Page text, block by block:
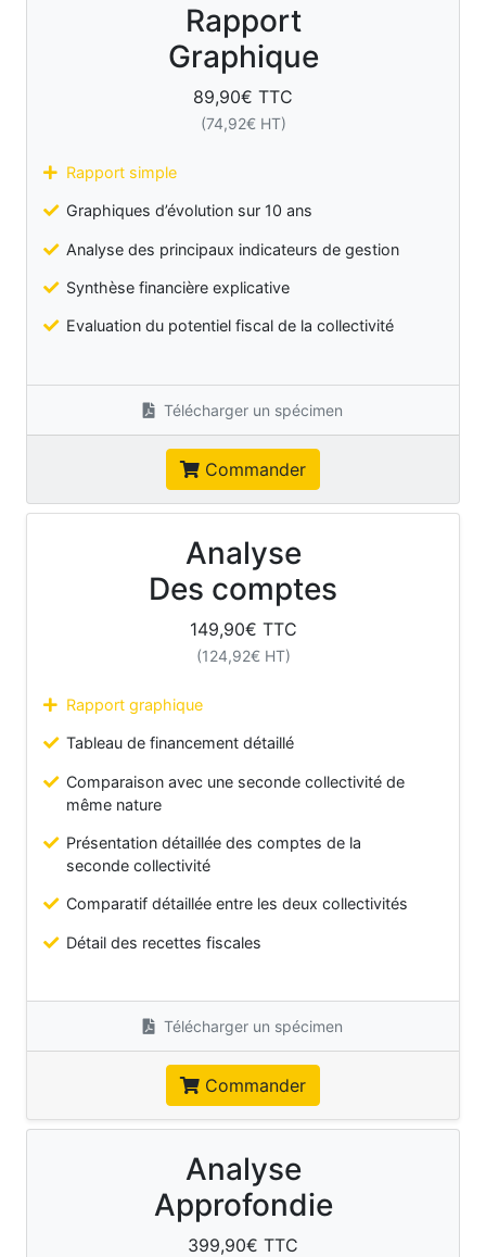
Rapport
Graphique
89,90€ TTC
(74,92€ HT)
Rapport simple
Graphiques d’évolution sur 10 ans
Analyse des principaux indicateurs de gestion
Synthèse financière explicative
Evaluation du potentiel fiscal de la collectivité
Télécharger un spécimen
Commander
Analyse
Des comptes
149,90€ TTC
(124,92€ HT)
Rapport graphique
Tableau de financement détaillé
Comparaison avec une seconde collectivité de
même nature
Présentation détaillée des comptes de la
seconde collectivité
Comparatif détaillée entre les deux collectivités
Détail des recettes fiscales
Télécharger un spécimen
Commander
Analyse
Approfondie
399,90€ TTC